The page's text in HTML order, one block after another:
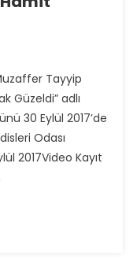
Tayyip
Güzeldi” adlı
30 Eylül 2017’de
Odası
2017Video Kayıt